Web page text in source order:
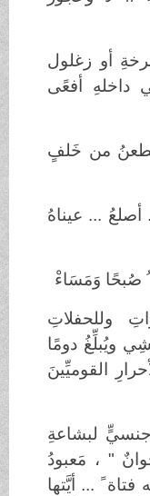
أو زغلول
أفعًى
من خَلفٍ
... عيناهُ
وَمَسَاءْ
وللحفلاتِ
دومًا
القوميِّينَ
لبشاعةِ
" ، مَعبودُ
... أيَّتها